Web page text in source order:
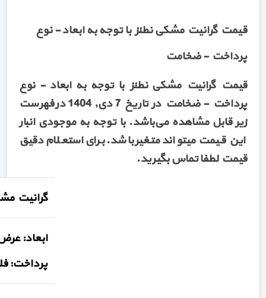
قیمت گرانیت مشکی نطنز با توجه به ابعاد - نوع
پرداخت - ضخامت
قیمت گرانیت مشکی نطنز با توجه به ابعاد - نوع
پرداخت - ضخامت در تاریخ 7 دی, 1404 در فهرست
زیر قابل مشاهده می‌باشد. با توجه به موجودی انبار
این قیمت میتواند متغیر باشد. برای استعلام دقیق
قیمت لطفا تماس بگیرید.
گرانیت
پرداخت: فلیم